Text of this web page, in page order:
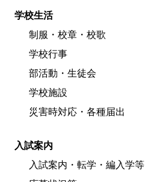
学校生活
制服・校章・校歌
学校行事
部活動・生徒会
学校施設
災害時対応・各種届出
入試案内
入試案内・転学・編入学等